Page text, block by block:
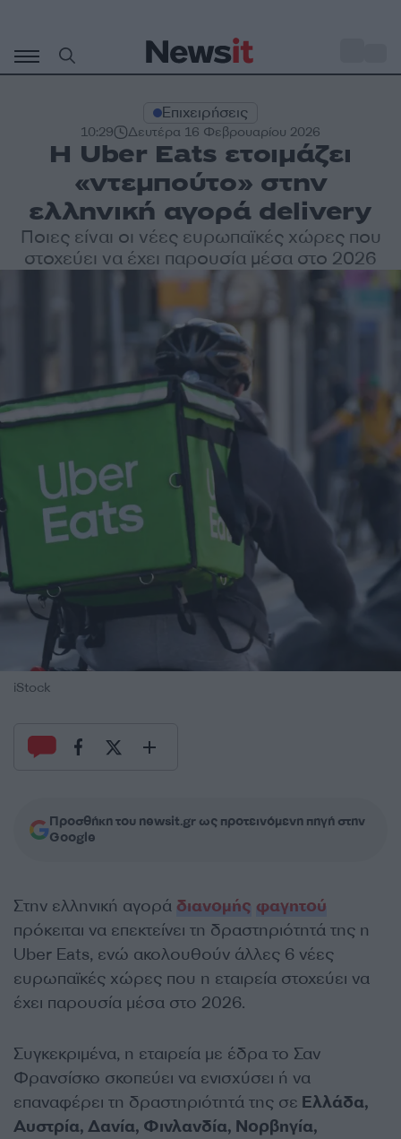
περιεχόμενο
Επιχειρήσεις
10:29 Δευτέρα 16 Φεβρουαρίου 2026
Η Uber Eats ετοιμάζει
«ντεμπούτο» στην
ελληνική αγορά delivery
Ποιες είναι οι νέες ευρωπαϊκές χώρες που
στοχεύει να έχει παρουσία μέσα στο 2026
iStock
Προσθήκη του newsit.gr ως προτεινόμενη πηγή στην
Google
Στην ελληνική αγορά διανομής φαγητού
πρόκειται να επεκτείνει τη δραστηριότητά της η
Uber Eats, ενώ ακολουθούν άλλες 6 νέες
ευρωπαϊκές χώρες που η εταιρεία στοχεύει να
έχει παρουσία μέσα στο 2026.
Συγκεκριμένα, η εταιρεία με έδρα το Σαν
Φρανσίσκο σκοπεύει να ενισχύσει ή να
επαναφέρει τη δραστηριότητά της σε Ελλάδα,
Αυστρία, Δανία, Φινλανδία, Νορβηγία,